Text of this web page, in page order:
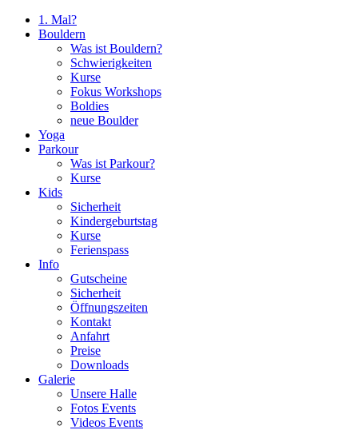
1. Mal?
Bouldern
Was ist Bouldern?
Schwierigkeiten
Kurse
Fokus Workshops
Boldies
neue Boulder
Yoga
Parkour
Was ist Parkour?
Kurse
Kids
Sicherheit
Kindergeburtstag
Kurse
Ferienspass
Info
Gutscheine
Sicherheit
Öffnungszeiten
Kontakt
Anfahrt
Preise
Downloads
Galerie
Unsere Halle
Fotos Events
Videos Events